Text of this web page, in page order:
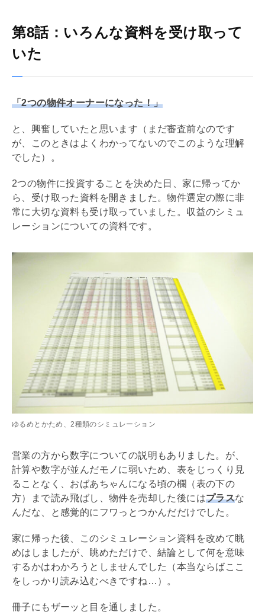
第8話：いろんな資料を受け取って
いた
「2つの物件オーナーになった！」
と、興奮していたと思います（まだ審査前なのです
が、このときはよくわかってないのでこのような理解
でした）。
2つの物件に投資することを決めた日、家に帰ってか
ら、受け取った資料を開きました。物件選定の際に非
常に大切な資料も受け取っていました。収益のシミュ
レーションについての資料です。
ゆるめとかため、2種類のシミュレーション
営業の方から数字についての説明もありました。が、
計算や数字が並んだモノに弱いため、表をじっくり見
ることなく、おばあちゃんになる頃の欄（表の下の
方）まで読み飛ばし、物件を売却した後にはプラスな
んだな、と感覚的にフワっとつかんだだけでした。
家に帰った後、このシミュレーション資料を改めて眺
めはしましたが、眺めただけで、結論として何を意味
するかはわかろうとしませんでした（本当ならばここ
をしっかり読み込むべきですね…）。
冊子にもザーッと目を通しました。